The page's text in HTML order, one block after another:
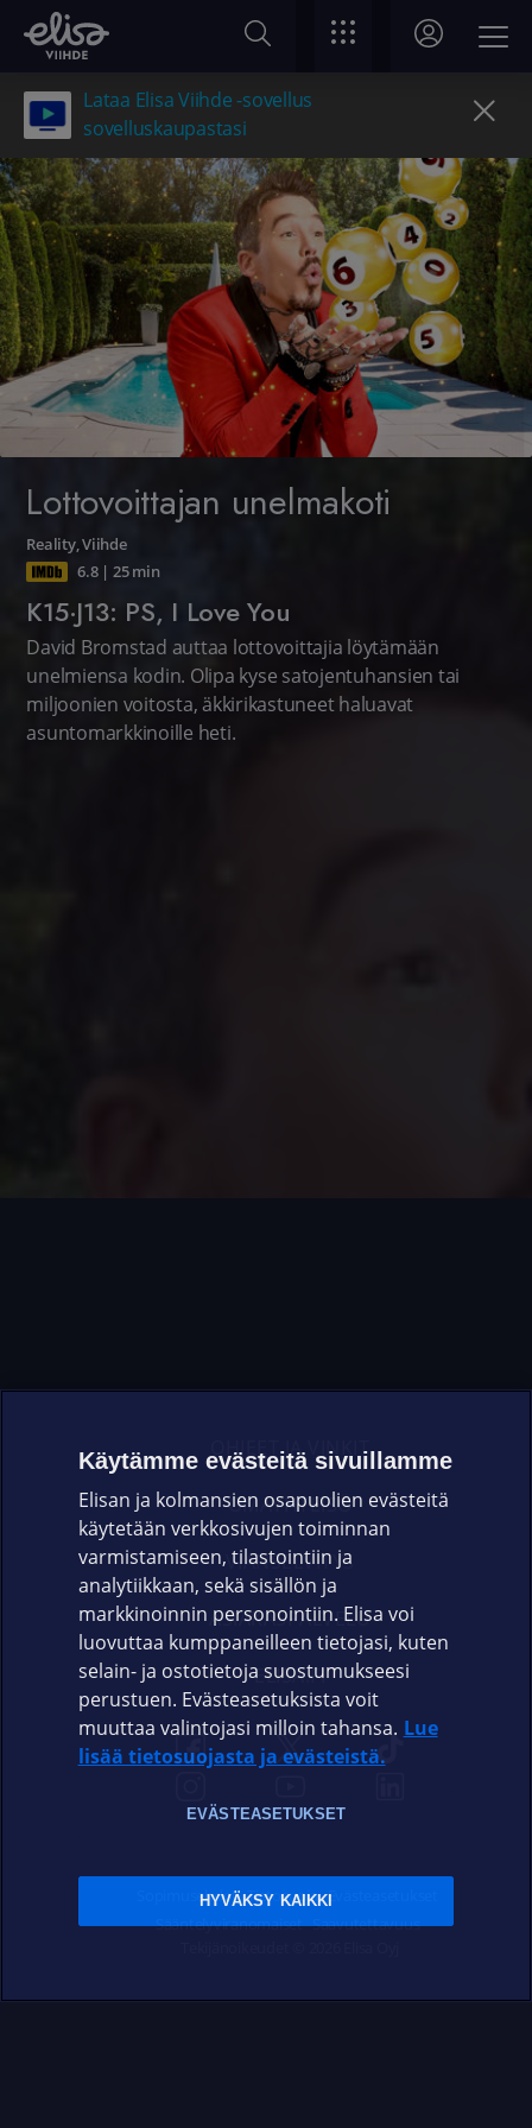
Lataa Elisa Viihde -sovellus
sovelluskaupastasi
Lottovoittajan unelmakoti
Reality,Viihde
6.8| 25 min
K15·J13: PS, I Love You
David Bromstad auttaa lottovoittajia löytämään
unelmiensa kodin. Olipa kyse satojentuhansien tai
miljoonien voitosta, äkkirikastuneet haluavat
asuntomarkkinoille heti.
OHJEET JA VINKIT
OMAYHTEISÖ
VIANSELVITYS
ASIAKASPALVELU
ELISA.FI
Sopimusehdot Tietosuoja Evästeasetukset
Sääntelyviranomaiset Saavutettavuus
Käytämme evästeitä sivuillamme
Elisan ja kolmansien osapuolien evästeitä
käytetään verkkosivujen toiminnan
varmistamiseen, tilastointiin ja
analytiikkaan, sekä sisällön ja
markkinoinnin personointiin. Elisa voi
luovuttaa kumppaneilleen tietojasi, kuten
selain- ja ostotietoja suostumukseesi
perustuen. Evästeasetuksista voit
muuttaa valintojasi milloin tahansa. Lue
lisää tietosuojasta ja evästeistä.
EVÄSTEASETUKSET
HYVÄKSY KAIKKI